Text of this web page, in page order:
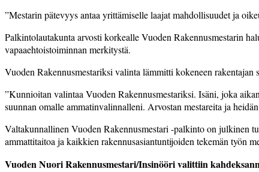
”Mestarin pätevyys antaa yrittämiselle laajat mahdollisuudet ja
Palkintolautakunta arvosti korkealle Vuoden Rakennusmestarin
vapaaehtoistoiminnan merkitystä.
Vuoden Rakennusmestariksi valinta lämmitti kokeneen rakentajan
”Kunnioitan valintaa Vuoden Rakennusmestariksi. Isäni, joka
suunnan omalle ammatinvalinnalleni. Arvostan mestareita ja
Valtakunnallinen Vuoden Rakennusmestari -palkinto on julkinen
ammattitaitoa ja kaikkien rakennusasiantuntijoiden tekemän työn
Vuoden Nuori Rakennusmestari/Insinööri valittiin